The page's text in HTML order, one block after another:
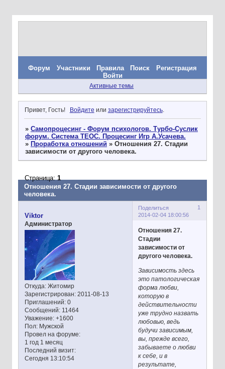
Форум Участники Правила Поиск
Регистрация
Войти
Активные темы
Привет, Гость! Войдите или зарегистрируйтесь.
» Самопроцесинг - Форум психологов. Турбо-Суслик
форум. Система ТЕОС. Процесинг Игр А.Усачева.
» Проработка отношений » Отношения 27. Стадии
зависимости от другого человека.
Отношения 27. Стадии зависимости от другого
человека.
Страница:1
Поделиться
1
2014-02-04 18:00:56
Viktor
Администратор
Откуда:Житомир
Зарегистрирован: 2011-08-13
Приглашений:0
Сообщений:11464
Уважение: +1600
Пол:Мужской
Провел на форуме:
1 год 1 месяц
Последний визит:
Сегодня 13:10:54
Отношения 27.
Стадии
зависимости от
другого человека.
Зависимость здесь
это патологическая
форма любви,
которую в
действительности
уже трудно назвать
любовью, ведь
будучи зависимым,
вы, прежде всего,
забываете о любви
к себе, и в
результате,